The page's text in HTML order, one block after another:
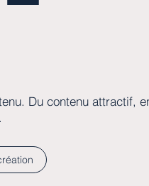
Du contenu attractif,